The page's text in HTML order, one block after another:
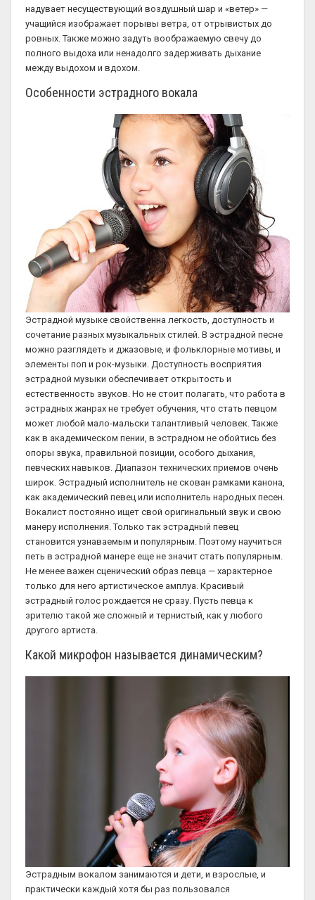
надувает несуществующий воздушный шар и «ветер» —
учащийся изображает порывы ветра, от отрывистых до
ровных. Также можно задуть воображаемую свечу до
полного выдоха или ненадолго задерживать дыхание
между выдохом и вдохом.
Особенности эстрадного вокала
Эстрадной музыке свойственна легкость, доступность и
сочетание разных музыкальных стилей. В эстрадной песне
можно разглядеть и джазовые, и фольклорные мотивы, и
элементы поп и рок-музыки. Доступность восприятия
эстрадной музыки обеспечивает открытость и
естественность звуков. Но не стоит полагать, что работа в
эстрадных жанрах не требует обучения, что стать певцом
может любой мало-мальски талантливый человек. Также
как в академическом пении, в эстрадном не обойтись без
опоры звука, правильной позиции, особого дыхания,
певческих навыков. Диапазон технических приемов очень
широк. Эстрадный исполнитель не скован рамками канона,
как академический певец или исполнитель народных песен.
Вокалист постоянно ищет свой оригинальный звук и свою
манеру исполнения. Только так эстрадный певец
становится узнаваемым и популярным. Поэтому научиться
петь в эстрадной манере еще не значит стать популярным.
Не менее важен сценический образ певца — характерное
только для него артистическое амплуа. Красивый
эстрадный голос рождается не сразу. Пусть певца к
зрителю такой же сложный и тернистый, как у любого
другого артиста.
Какой микрофон называется динамическим?
Эстрадным вокалом занимаются и дети, и взрослые, и
практически каждый хотя бы раз пользовался